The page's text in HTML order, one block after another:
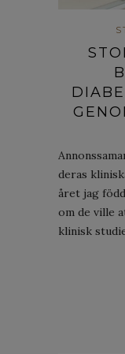
deras
året jag
om de ville
klinisk